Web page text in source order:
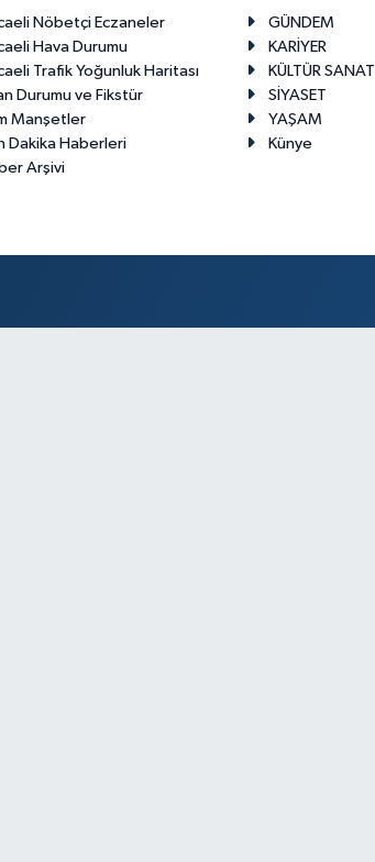
Nöbetçi Eczaneler
Hava Durumu
Trafik Yoğunluk Haritası
Durumu ve Fikstür
Manşetler
Dakika Haberleri
Arşivi
GÜNDEM
KARİYER
KÜLTÜR SANAT
SİYASET
YAŞAM
Künye